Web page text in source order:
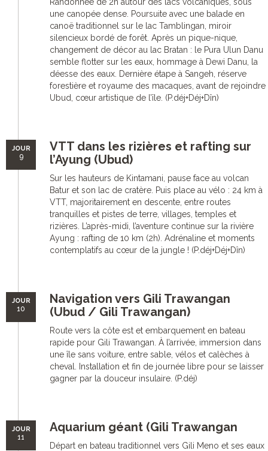
une canopée dense. Poursuite avec une balade en
canoë traditionnel sur le lac Tamblingan, miroir
silencieux bordé de forêt. Après un pique-nique,
changement de décor au lac Bratan : le Pura Ulun Danu
semble flotter sur les eaux, hommage à Dewi Danu, la
déesse des eaux. Dernière étape à Sangeh, réserve
forestière et royaume des macaques, avant de rejoindre
Ubud, cœur artistique de l’île. (P.déj+Déj+Dîn)
JOUR
9
VTT dans les rizières et rafting sur
l’Ayung (Ubud)
Sur les hauteurs de Kintamani, pause face au volcan
Batur et son lac de cratère. Puis place au vélo : 24 km à
VTT, majoritairement en descente, entre routes
tranquilles et pistes de terre, villages, temples et
rizières. L’après-midi, l’aventure continue sur la rivière
Ayung : rafting de 10 km (2h). Adrénaline et moments
contemplatifs au cœur de la jungle ! (P.déj+Déj+Dîn)
JOUR
10
Navigation vers Gili Trawangan
(Ubud / Gili Trawangan)
Route vers la côte est et embarquement en bateau
rapide pour Gili Trawangan. À l’arrivée, immersion dans
une île sans voiture, entre sable, vélos et calèches à
cheval. Installation et fin de journée libre pour se laisser
gagner par la douceur insulaire. (P.déj)
JOUR
11
Aquarium géant (Gili Trawangan
Départ en bateau traditionnel vers Gili Meno et ses eaux